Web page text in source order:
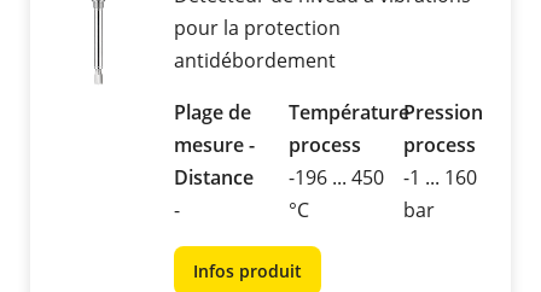
pour la protection
antidébordement
Plage de
mesure -
Distance
-
Température
process
-196 ... 450
°C
Pression
process
-1 ... 160
bar
Infos produit